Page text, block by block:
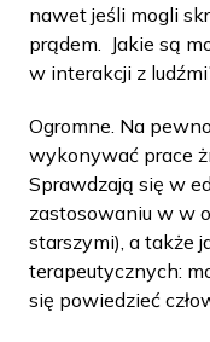
nawet jeśli mogli
prądem. Jakie są
w interakcji z
Ogromne. Na
wykonywać prace
Sprawdzają się w
zastosowaniu w w
starszymi), a także
terapeutycznych:
się powiedzieć